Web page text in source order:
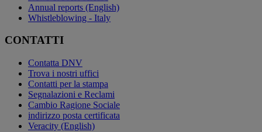
Annual reports (English)
Whistleblowing - Italy
CONTATTI
Contatta DNV
Trova i nostri uffici
Contatti per la stampa
Segnalazioni e Reclami
Cambio Ragione Sociale
indirizzo posta certificata
Veracity (English)